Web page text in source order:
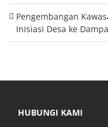
Pengembangan
Inisiasi Desa ke
HUBUNGI KAMI